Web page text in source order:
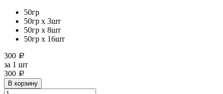
50гр
50гр х 3шт
50гр х 8шт
50гр х 16шт
300 a
за 1 шт
300 a
В корзину